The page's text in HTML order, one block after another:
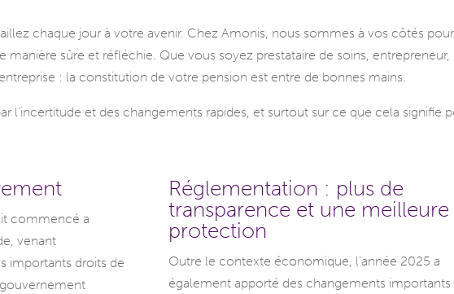
chaque jour à votre avenir. Chez Amonis, nous sommes à vos côtés
sûre et réfléchie. Que vous soyez prestataire de soins, entrepreneur,
: la constitution de votre pension est entre de bonnes mains.
l’incertitude et des changements rapides, et surtout sur ce que cela signifie
commencé a
venant
importants droits de
Réglementation : plus de
transparence et une meilleure
protection
Outre le contexte économique, l’année 2025 a
également apporté des changements importants